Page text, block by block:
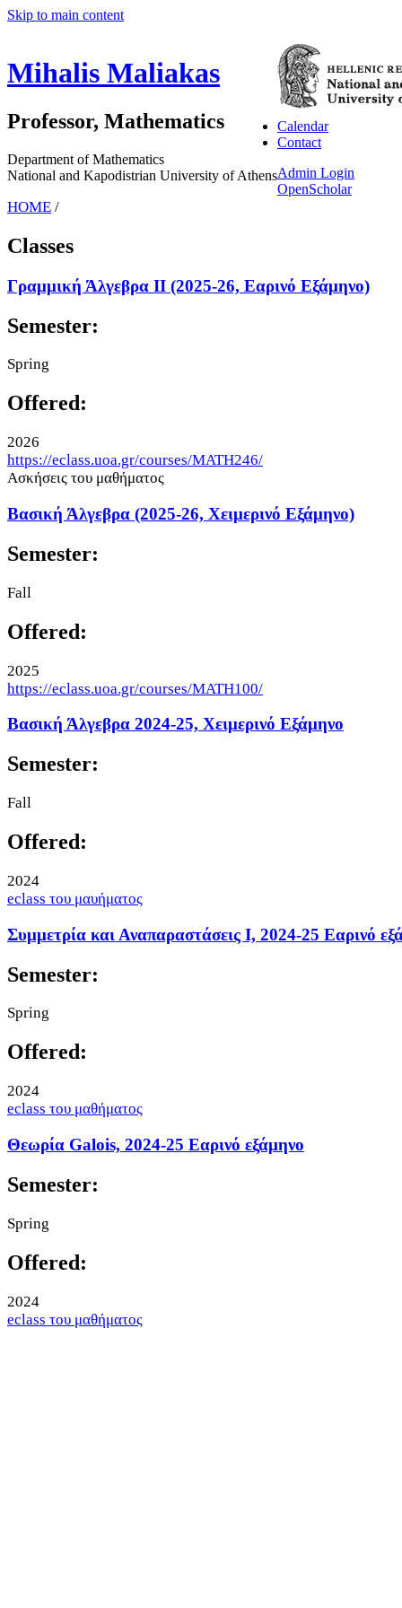
Skip to main content
Mihalis Maliakas
Professor, Mathematics
Department of Mathematics
National and Kapodistrian University of Athens
Calendar
Contact
HOME /
Classes
Γραμμική Άλγεβρα ΙΙ (2025-26, Εαρινό Εξάμηνο)
Semester:
Spring
Offered:
2026
https://eclass.uoa.gr/courses/MATH246/
Ασκήσεις του μαθήματος
Βασική Άλγεβρα (2025-26, Χειμερινό Εξάμηνο)
Semester:
Fall
Offered:
2025
https://eclass.uoa.gr/courses/MATH100/
Βασική Άλγεβρα 2024-25, Χειμερινό Εξάμηνο
Semester:
Fall
Offered:
2024
eclass του μαυήματος
Συμμετρία και Αναπαραστάσεις Ι, 2024-25 Εαρινό
Semester:
Spring
Offered:
2024
eclass του μαθήματος
Θεωρία Galois, 2024-25 Εαρινό εξάμηνο
Semester:
Spring
Offered:
2024
eclass του μαθήματος
Admin Login
OpenScholar